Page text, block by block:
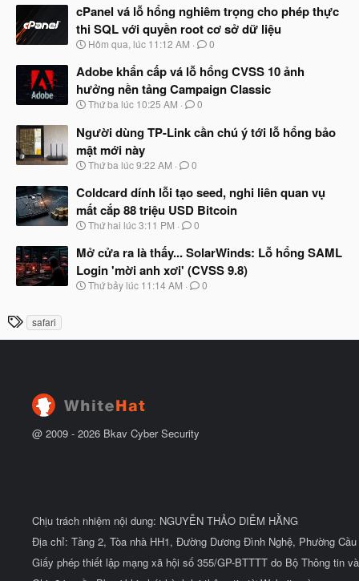
à
b
ắ
đ
ầ
u
cPanel vá lỗ hổng nghiêm trọng cho phép thực
thi SQL với quyền root cơ sở dữ liệu
N
à
b
ắ
đ
ầ
u
Hôm qua, lúc 11:12 AM 0
Adobe khẩn cấp vá lỗ hổng CVSS 10 ảnh
hưởng nền tảng Campaign Classic
N
à
y
b
ắ
đ
ầ
u
Thứ ba lúc 10:25 AM 0
Người dùng TP-Link cần chú ý tới lỗ hổng bảo
mật mới này
N
à
y
b
ắ
đ
ầ
u
Thứ ba lúc 9:22 AM 0
Coldcard dính lỗi tạo seed, nghi liên quan vụ
mất cắp 88 triệu USD Bitcoin
N
à
b
ắ
u
Thứ hai lúc 3:11 PM 0
Mở cửa ra là thấy... SolarWinds: Lỗ hổng SAML
Login 'mời anh xơi' (CVSS 9.8)
N
u
Thứ bảy lúc 11:14 AM 0
T
h
safari
@ 2009 - 2026 Bkav Cyber Security
Chịu trách nhiệm nội dung: NGUYỄN THẢO DIỄM HẰNG
Địa chỉ: Tầng 2, Tòa nhà HH1, Đường Dương Đình Nghệ, Phường
Giấy phép thiết lập mạng xã hội số 355/GP-BTTTT do Bộ Thông tin